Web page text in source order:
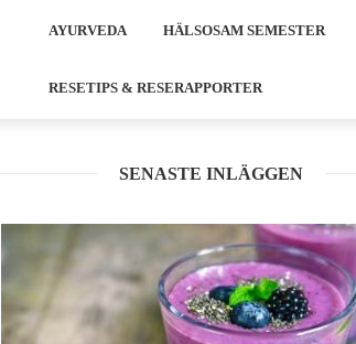
AYURVEDA HÄLSOSAM SEMESTER
RESETIPS & RESERAPPORTER
SENASTE INLÄGGEN